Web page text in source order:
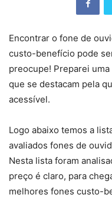
Encontrar o fone de
custo-benefício pode
preocupe! Preparei
que se destacam pela
acessível.
Logo abaixo temos a
avaliados fones de
Nesta lista foram
preço é claro, para
melhores fones custo-